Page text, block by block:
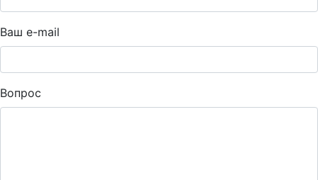
Ваш e-mail
Вопрос